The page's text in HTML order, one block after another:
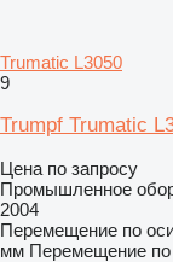
Trumatic L3050
9
Trumpf Trumatic
Цена по запросу
Промышленное
2004
Перемещение по
мм Перемещение по